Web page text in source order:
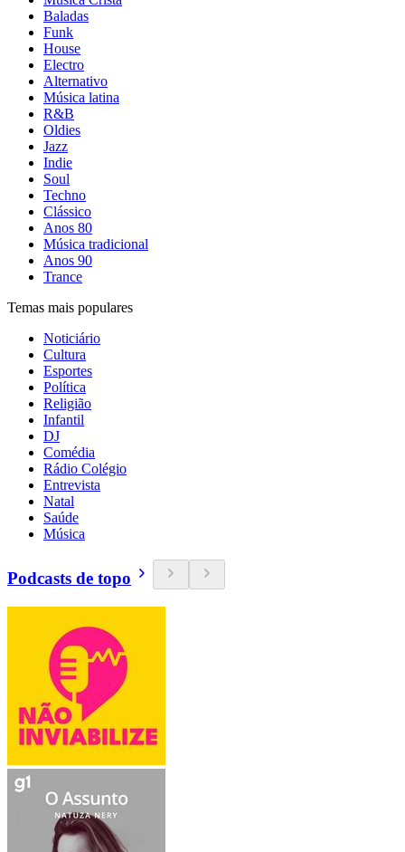
Baladas
Funk
House
Electro
Alternativo
Música latina
R&B
Oldies
Jazz
Indie
Soul
Techno
Clássico
Anos 80
Música tradicional
Anos 90
Trance
Temas mais populares
Noticiário
Cultura
Esportes
Política
Religião
Infantil
DJ
Comédia
Rádio Colégio
Entrevista
Natal
Saúde
Música
Podcasts de topo